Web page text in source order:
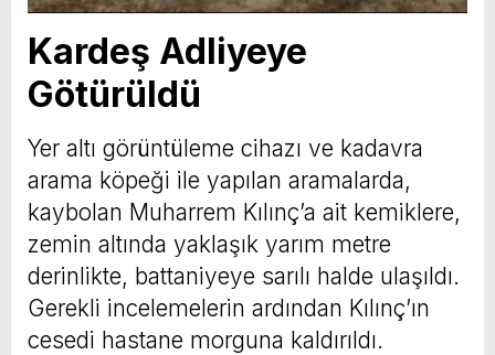
Kardeş Adliyeye
Götürüldü
Yer altı görüntüleme cihazı ve kadavra
arama köpeği ile yapılan aramalarda,
kaybolan Muharrem Kılınç’a ait kemiklere,
zemin altında yaklaşık yarım metre
derinlikte, battaniyeye sarılı halde ulaşıldı.
Gerekli incelemelerin ardından Kılınç’ın
cesedi hastane morguna kaldırıldı.